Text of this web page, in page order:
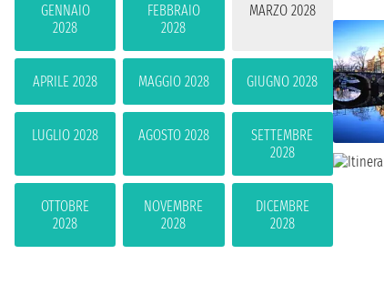
GENNAIO
2028
FEBBRAIO
2028
MARZO 2028
APRILE 2028 MAGGIO 2028 GIUGNO 2028
LUGLIO 2028 AGOSTO 2028
SETTEMBRE
2028
OTTOBRE
2028
NOVEMBRE
2028
DICEMBRE
2028